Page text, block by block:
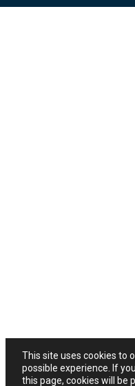
This site uses cookies to
possible experience. If
this page, cookies will be